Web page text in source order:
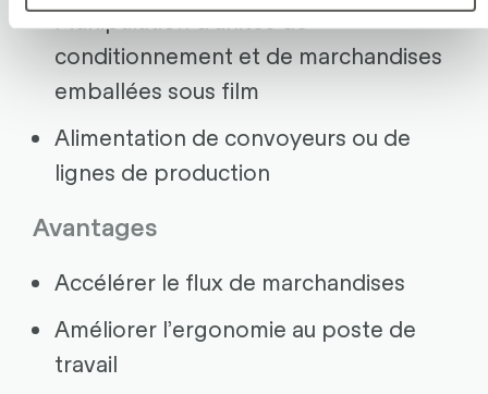
Manipulation d’unités de
conditionnement et de marchandises
emballées sous film
Alimentation de convoyeurs ou de
lignes de production
Avantages
Accélérer le flux de marchandises
Améliorer l’ergonomie au poste de
travail